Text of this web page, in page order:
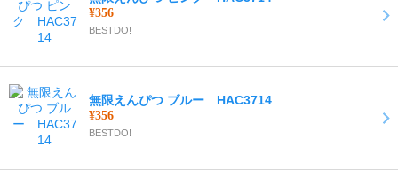
¥356
BESTDO!
無限えんぴつ ブルー HAC3714
¥356
BESTDO!